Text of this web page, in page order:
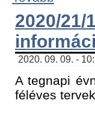
2020/
2020. 09. 09. -
A tegnapi
féléves